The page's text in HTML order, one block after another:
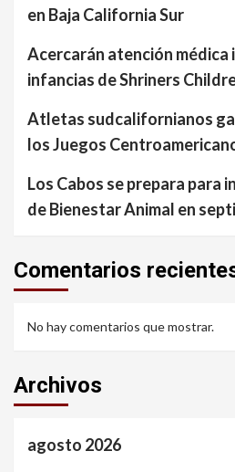
en Baja California Sur
Acercarán atención
infancias de Shriners
Atletas sudcalifornianos
los Juegos
Los Cabos se prepara para
de Bienestar Animal en
Comentarios
No hay comentarios que mostrar.
Archivos
agosto 2026